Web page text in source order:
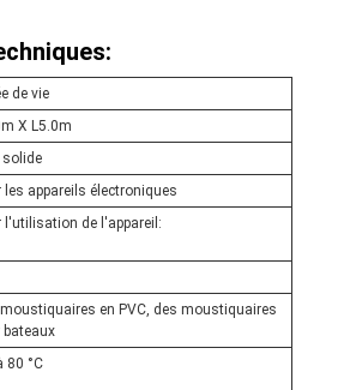
de vie
X L5.0m
solide
les appareils électroniques
l'utilisation de l'appareil:
moustiquaires en PVC, des moustiquaires
bateaux
80 °C